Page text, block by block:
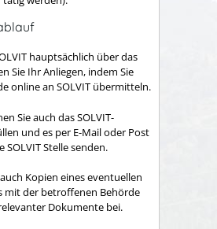
hauptsächlich über das
Sie Ihr Anliegen, indem Sie
online an SOLVIT übermitteln.
Sie auch das SOLVIT-
und es per E-Mail oder Post
SOLVIT Stelle senden.
Kopien eines eventuellen
mit der betroffenen Behörde
Dokumente bei.